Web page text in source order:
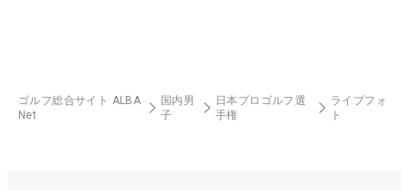
ゴルフ総合サイト ALBA
Net
国内男
子
日本プロゴルフ選
手権
ライブフォ
ト